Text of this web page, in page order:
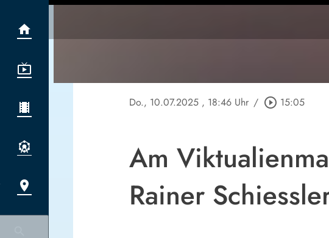
Do., 10.07.2025 , 18:46 Uhr / play_circle_outline 15:05
Am
Rainer